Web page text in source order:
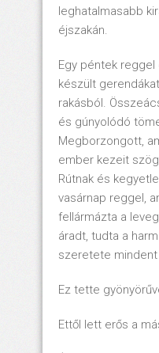
leghatalmasabb
éjszakán.
Egy péntek
készült
rakásból.
és gúnyolódó
Megborzongott,
ember kezeit
Rútnak és
vasárnap reggel,
fellármázta a
áradt, tudta a
szeretete
Ez tette
Ettől lett erős a